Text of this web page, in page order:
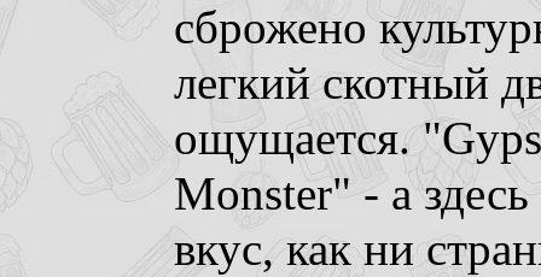
сброжено
легкий скотный
ощущается.
Monster" - а
вкус, как ни